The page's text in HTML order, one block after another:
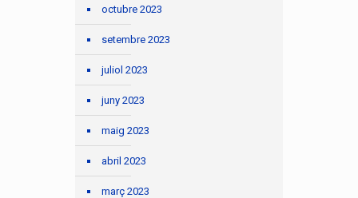
octubre 2023
setembre 2023
juliol 2023
juny 2023
maig 2023
abril 2023
març 2023